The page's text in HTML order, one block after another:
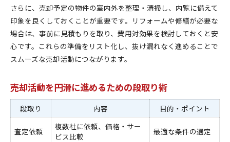
さらに、売却予定の物件の室内外を整理・清掃し、内覧に備えて
印象を良くしておくことが重要です。リフォームや修繕が必要な
場合は、事前に見積もりを取り、費用対効果を検討しておくと安
心です。これらの準備をリスト化し、抜け漏れなく進めることで
スムーズな売却活動につながります。
売却活動を円滑に進めるための段取り術
段取り 内容 目的・ポイント
査定依頼
複数社に依頼、価格・サー
ビス比較
最適な条件の選定